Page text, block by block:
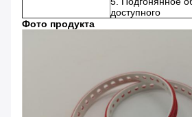
доступного
Фото продукта